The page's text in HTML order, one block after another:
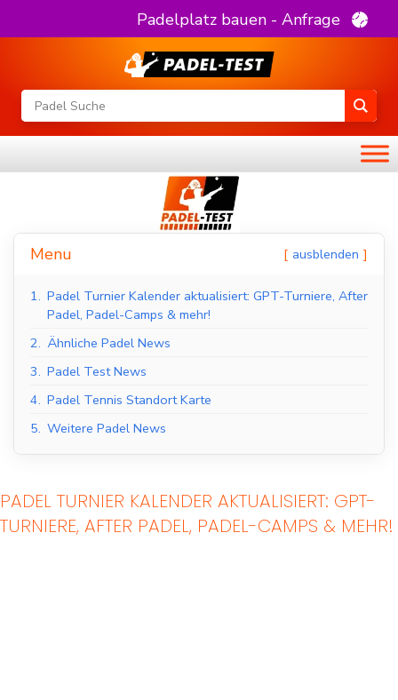
Padelplatz bauen - Anfrage
Menu ausblenden
1. Padel Turnier Kalender aktualisiert: GPT-Turniere, After
Padel, Padel-Camps & mehr!
2. Ähnliche Padel News
3. Padel Test News
4. Padel Tennis Standort Karte
5. Weitere Padel News
PADEL TURNIER KALENDER AKTUALISIERT: GPT-
TURNIERE, AFTER PADEL, PADEL-CAMPS & MEHR!